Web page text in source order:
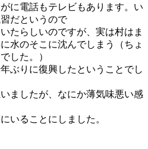
に電話もテレビもあります。い
だというので
たらしいのですが、実は村はま
水のそこに沈んでしまう（ちょ
した。）
ぶりに復興したということでし
ましたが、なにか薄気味悪い感
いることにしました。